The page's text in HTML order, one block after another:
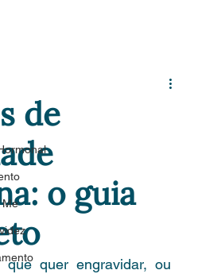
Me
de
o guia
que quer engravidar, ou